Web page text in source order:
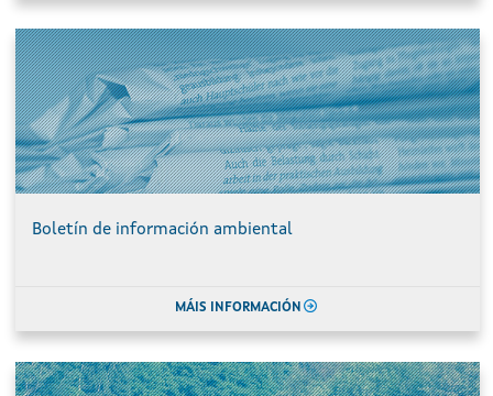
Boletín de información ambiental
MÁIS INFORMACIÓN